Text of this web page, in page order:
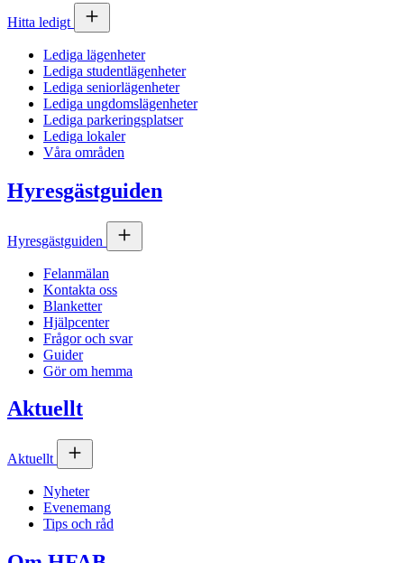
Hitta ledigt
Lediga lägenheter
Lediga studentlägenheter
Lediga seniorlägenheter
Lediga ungdomslägenheter
Lediga parkeringsplatser
Lediga lokaler
Våra områden
Hyresgästguiden
Hyresgästguiden
Felanmälan
Kontakta oss
Blanketter
Hjälpcenter
Frågor och svar
Guider
Gör om hemma
Aktuellt
Aktuellt
Nyheter
Evenemang
Tips och råd